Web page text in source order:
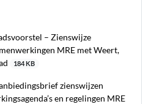
– Zienswijze
MRE met Weert,
184 KB
zienswijzen
en regelingen MRE